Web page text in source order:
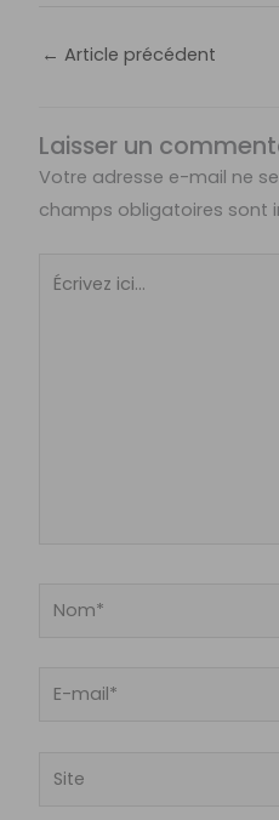
← Article précédent
Laisser un
Votre adresse e-mail ne
champs obligatoires sont
Écrivez
E-
Site